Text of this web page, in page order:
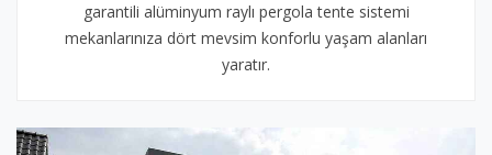
garantili alüminyum raylı pergola tente sistemi
mekanlarınıza dört mevsim konforlu yaşam alanları
yaratır.